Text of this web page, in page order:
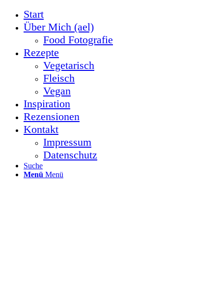
Start
Über Mich (ael)
Food Fotografie
Rezepte
Vegetarisch
Fleisch
Vegan
Inspiration
Rezensionen
Kontakt
Impressum
Datenschutz
Suche
Menü Menü